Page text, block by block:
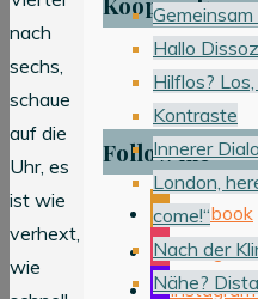
Hallo
Hilflos? Los,
Kontraste
Innerer
London,
come!“
Nach der
Nähe?
nach
sechs,
schaue
auf die
Uhr, es
ist wie
verhext,
wie
Follow me
Facebook